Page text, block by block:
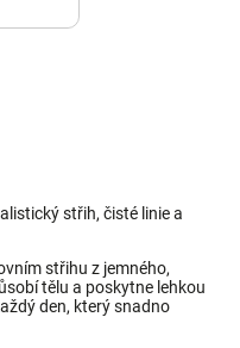
střih, čisté linie a
střihu z jemného,
tělu a poskytne lehkou
den, který snadno